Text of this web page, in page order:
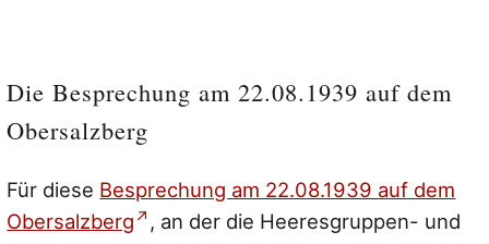
Die Besprechung am 22.08.1939 auf dem
Obersalzberg
Für diese Besprechung am 22.08.1939 auf dem
Obersalzberg
, an der die Heeresgruppen- und